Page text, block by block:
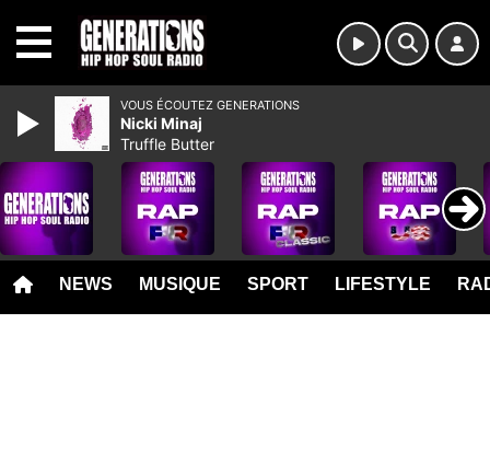
NEWS MUSIQUE SPORT LIFESTYLE
VOUS ÉCOUTEZ GENERATIONS
Nicki Minaj
Truffle Butter